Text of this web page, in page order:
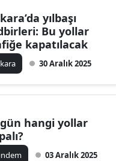
Burdur
Bursa
Çanakkale
Çankırı
Çorum
yılbaşı
Bu yollar
kapatılacak
30 Aralık 2025
hangi yollar
03 Aralık 2025